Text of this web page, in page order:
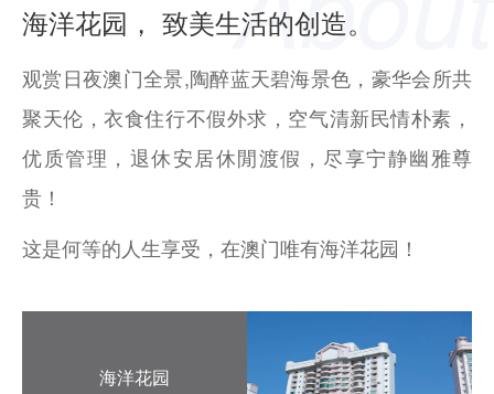
海洋花园， 致美生活的创造。
观赏日夜澳门全景,陶醉蓝天碧海景色，豪华会所共
聚天伦，衣食住行不假外求，空气清新民情朴素，
优质管理，退休安居休閒渡假，尽享宁静幽雅尊
贵！
这是何等的人生享受，在澳门唯有海洋花园！
海洋花园